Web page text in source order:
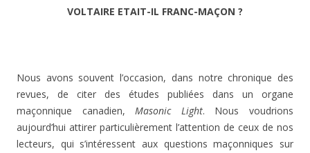
VOLTAIRE ETAIT-IL FRANC-MAÇON ?
Nous avons souvent l’occasion, dans notre chronique des
revues, de citer des études publiées dans un organe
maçonnique canadien,Masonic Light. Nous voudrions
aujourd’hui attirer particulièrement l’attention de ceux de nos
lecteurs, qui s’intéressent aux questions maçonniques sur